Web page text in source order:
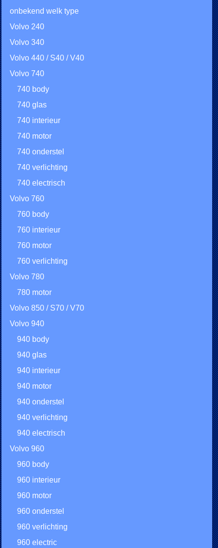
onbekend welk type
Volvo 240
Volvo 340
Volvo 440 / S40 / V40
Volvo 740
740 body
740 glas
740 interieur
740 motor
740 onderstel
740 verlichting
740 electrisch
Volvo 760
760 body
760 interieur
760 motor
760 verlichting
Volvo 780
780 motor
Volvo 850 / S70 / V70
Volvo 940
940 body
940 glas
940 interieur
940 motor
940 onderstel
940 verlichting
940 electrisch
Volvo 960
960 body
960 interieur
960 motor
960 onderstel
960 verlichting
960 electric